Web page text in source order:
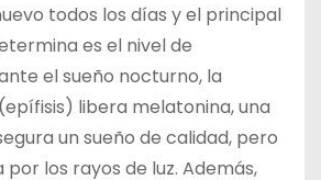
todos los días y el principal
es el nivel de
el sueño nocturno, la
libera melatonina, una
un sueño de calidad, pero
por los rayos de luz. Además,